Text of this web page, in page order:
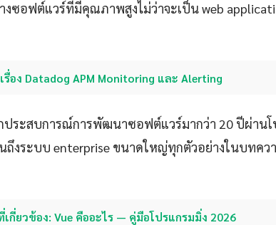
ซอฟต์แวร์ที่มีคุณภาพสูงไม่ว่าจะเป็น web
รื่อง Datadog APM Monitoring และ Alerting
ระสบการณ์การพัฒนาซอฟต์แวร์มากว่า 20 ปีผ่านโ
ถึงระบบ enterprise ขนาดใหญ่ทุกตัวอย่างในบทคว
กี่ยวข้อง: Vue คืออะไร — คู่มือโปรแกรมมิ่ง 2026